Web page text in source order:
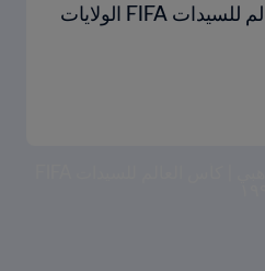
جائزة الكأس | كأس العالم للسيدات FIFA الولايات